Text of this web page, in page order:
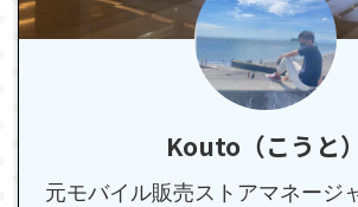
Kouto（こうと）
元モバイル販売ストアマネージ